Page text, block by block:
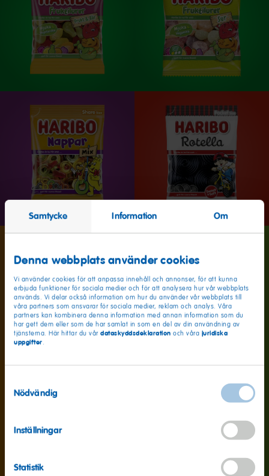
Samtycke Information Om
Denna webbplats använder cookies
Vi använder cookies för att anpassa innehåll och annonser, för att kunna
erbjuda funktioner för sociala medier och för att analysera hur vår webbplats
används. Vi delar också information om hur du använder vår webbplats till
våra partners som ansvarar för sociala medier, reklam och analys. Våra
partners kan kombinera denna information med annan information som du
har gett dem eller som de har samlat in som en del av din användning av
tjänsterna. Här hittar du vår dataskyddsdeklaration och våra juridiska
uppgifter.
Nödvändig
Inställningar
Statistik